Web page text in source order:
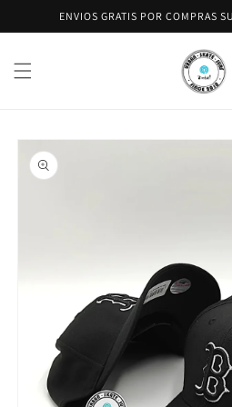
directamente
al contenido
ENVIOS GRATIS POR COMPRAS
directamente
a la
información